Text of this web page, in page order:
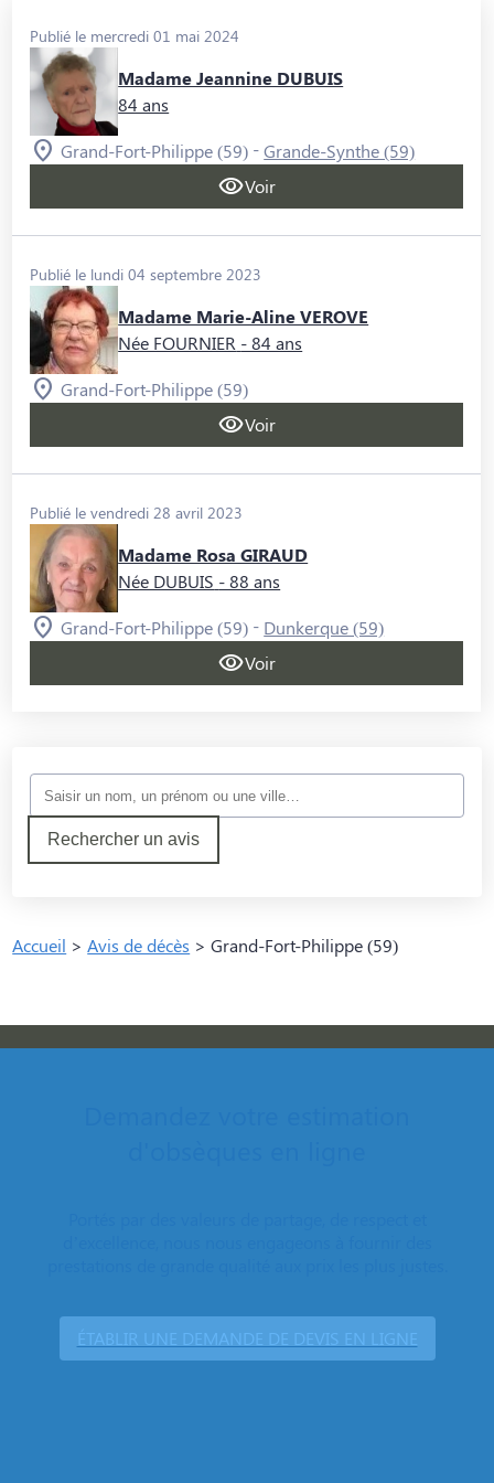
Publié le mercredi 01 mai 2024
Madame Jeannine DUBUIS
84 ans
Grand-Fort-Philippe (59) -Grande-Synthe (59)
Voir
Publié le lundi 04 septembre 2023
Madame Marie-Aline VEROVE
Née FOURNIER - 84 ans
Grand-Fort-Philippe (59)
Voir
Publié le vendredi 28 avril 2023
Madame Rosa GIRAUD
Née DUBUIS - 88 ans
Grand-Fort-Philippe (59) - Dunkerque (59)
Voir
Rechercher un avis
Accueil >Avis de décès >Grand-Fort-Philippe (59)
ÉTABLIR UNE DEMANDE DE DEVIS EN LIGNE